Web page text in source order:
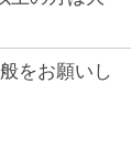
をお願いし